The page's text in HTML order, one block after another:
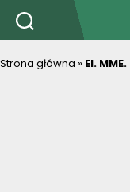
Strona główna » El.